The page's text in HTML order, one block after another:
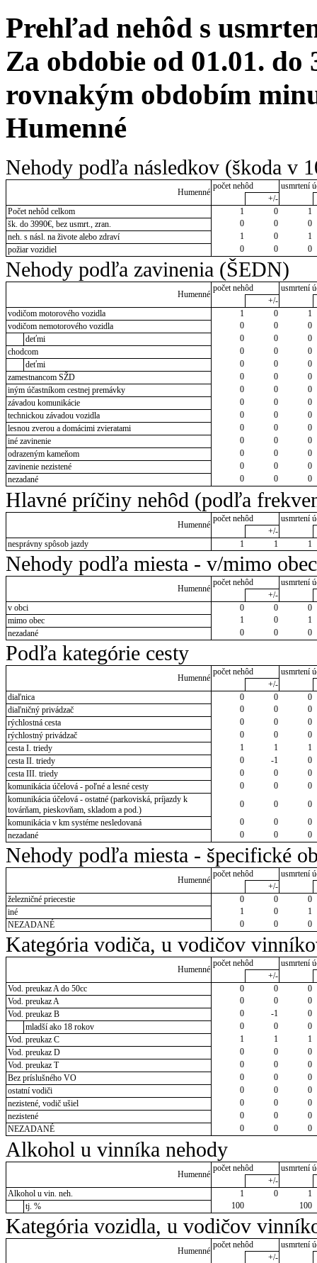
Prehľad nehôd s
Za obdobie od 01.01. do
rovnakým obdobím
Humenné
Nehody podľa následkov (škoda v
Humenné
počet nehôd
usmrtení
+/-
Počet nehôd celkom
1 0
1
šk. do 3990€, bez usmrt., zran.
0 0
0
neh. s násl. na živote alebo zdraví
1 0
1
požiar vozidiel
0 0 0
Nehody podľa zavinenia (ŠEDN)
Humenné
počet nehôd
usmrtení
+/-
vodičom motorového vozidla
1 0
1
vodičom nemotorového vozidla
0 0
0
deťmi
0 0
0
chodcom
0 0
0
deťmi
0 0
0
zamestnancom SŽD
0 0
0
iným účastníkom cestnej premávky
0 0
0
závadou komunikácie
0 0
0
technickou závadou vozidla
0 0
0
lesnou zverou a domácimi zvieratami
0 0
0
iné zavinenie
0 0
0
odrazeným kameňom
0 0
0
zavinenie nezistené
0 0
0
nezadané
0 0 0
Hlavné príčiny nehôd (podľa
Humenné
počet nehôd
usmrtení
+/-
nesprávny spôsob jazdy
1 1 1
Nehody podľa miesta - v/mimo obec
Humenné
počet nehôd
usmrtení
+/-
v obci
0 0
0
mimo obec
1 0
1
nezadané
0 0 0
Podľa kategórie cesty
Humenné
počet nehôd
usmrtení
+/-
diaľnica
0 0
0
diaľničný privádzač
0 0
0
rýchlostná cesta
0 0
0
rýchlostný privádzač
0 0
0
cesta I. triedy
1 1
1
cesta II. triedy
0 -1
0
cesta III. triedy
0 0
0
komunikácia účelová - poľné a lesné cesty
0 0
0
komunikácia účelová - ostatné (parkoviská, príjazdy k
továrňam, pieskovňam, skladom a pod.)
0 0
0
komunikácia v km systéme nesledovaná
0 0
0
nezadané
0 0 0
Nehody podľa miesta - špecifické
Humenné
počet nehôd
usmrtení
+/-
železničné priecestie
0 0
0
iné
1 0
1
NEZADANÉ
0 0 0
Kategória vodiča, u vodičov
Humenné
počet nehôd
usmrtení
+/-
Vod. preukaz A do 50cc
0 0
0
Vod. preukaz A
0 0
0
Vod. preukaz B
0 -1
0
mladší ako 18 rokov
0 0
0
Vod. preukaz C
1 1
1
Vod. preukaz D
0 0
0
Vod. preukaz T
0 0
0
Bez príslušného VO
0 0
0
ostatní vodiči
0 0
0
nezistené, vodič ušiel
0 0
0
nezistené
0 0
0
NEZADANÉ
0 0 0
Alkohol u vinníka nehody
Humenné
počet nehôd
usmrtení
+/-
Alkohol u vin. neh.
1 0
1
tj. %
100 100
Kategória vozidla, u vodičov
Humenné
počet nehôd
usmrtení
+/-